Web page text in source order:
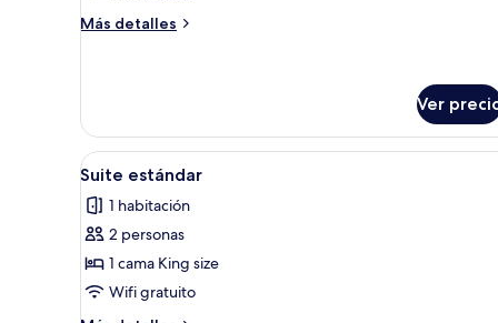
junior
Más detalles
Más
Ver
Abrir
todas
las
fotos
de
Suite
estándar
Un dormitorio con una cama
15
Suite estándar
1 habitación
2 personas
1 cama King size
Wifi gratuito